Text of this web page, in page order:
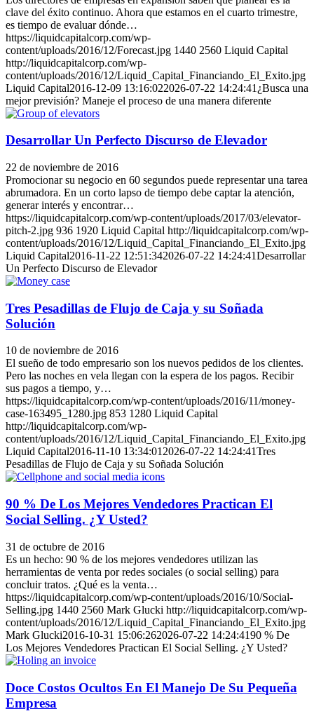
clave del éxito continuo. Ahora que estamos en el cuarto trimestre,
es tiempo de evaluar dónde…
https://liquidcapitalcorp.com/wp-
content/uploads/2016/12/Forecast.jpg 1440 2560 Liquid Capital
http://liquidcapitalcorp.com/wp-
content/uploads/2016/12/Liquid_Capital_Financiando_El_Exito.jpg
Liquid Capital2016-12-09 13:16:022026-07-22 14:24:41 ¿Busca una
mejor previsión? Maneje el proceso de una manera diferente
Desarrollar Un Perfecto Discurso de Elevador
22 de noviembre de 2016
Promocionar su negocio en 60 segundos puede representar una tarea
abrumadora. En un corto lapso de tiempo debe captar la atención,
generar interés y encontrar…
https://liquidcapitalcorp.com/wp-content/uploads/2017/03/elevator-
pitch-2.jpg 936 1920 Liquid Capital http://liquidcapitalcorp.com/wp-
content/uploads/2016/12/Liquid_Capital_Financiando_El_Exito.jpg
Liquid Capital2016-11-22 12:51:342026-07-22 14:24:41Desarrollar
Un Perfecto Discurso de Elevador
Tres Pesadillas de Flujo de Caja y su Soñada
Solución
10 de noviembre de 2016
El sueño de todo empresario son los nuevos pedidos de los clientes.
Pero las noches en vela llegan con la espera de los pagos. Recibir
sus pagos a tiempo, y…
https://liquidcapitalcorp.com/wp-content/uploads/2016/11/money-
case-163495_1280.jpg 853 1280 Liquid Capital
http://liquidcapitalcorp.com/wp-
content/uploads/2016/12/Liquid_Capital_Financiando_El_Exito.jpg
Liquid Capital2016-11-10 13:34:01 2026-07-22 14:24:41Tres
Pesadillas de Flujo de Caja y su Soñada Solución
90 % De Los Mejores Vendedores Practican El
Social Selling. ¿Y Usted?
31 de octubre de 2016
Es un hecho: 90 % de los mejores vendedores utilizan las
herramientas de venta por redes sociales (o social selling) para
concluir tratos. ¿Qué es la venta…
https://liquidcapitalcorp.com/wp-content/uploads/2016/10/Social-
Selling.jpg 1440 2560 Mark Glucki http://liquidcapitalcorp.com/wp-
content/uploads/2016/12/Liquid_Capital_Financiando_El_Exito.jpg
Mark Glucki2016-10-31 15:06:262026-07-22 14:24:4190 % De
Los Mejores Vendedores Practican El Social Selling. ¿Y Usted?
Doce Costos Ocultos En El Manejo De Su Pequeña
Empresa